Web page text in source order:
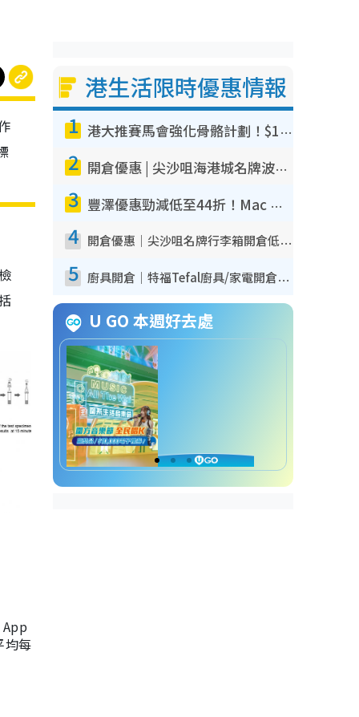
均每
港生活限時優惠情報
1 港大推賽馬會強化骨骼計劃！$100骨質密度X光檢查 完成免費運動訓練送超市禮券！附參加資格
2 開倉優惠 | 尖沙咀海港城名牌波鞋開倉低至1折！On鞋$899起／Joy&Peace鞋履$98起
3 豐澤優惠勁減低至44折！Mac mini/iPhone17Pro大減價！廚房家電$220起
4 開倉優惠｜尖沙咀名牌行李箱開倉低至4折！一連5日 American Tourister/ace./Hallmark $200起！
5 廚具開倉｜特福Tefal廚具/家電開倉低至3折！$220起買平底鍋/炒鑊/湯煲！電飯煲/吸塵機/燙斗$418起
U GO 本週好去處